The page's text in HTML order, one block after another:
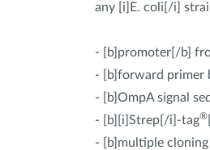
any [i]E. coli[/i]
- [b]promoter[/b]
- [b]forward primer
- [b]OmpA signal
- [b][i]Strep[/i]-tag®
- [b]multiple